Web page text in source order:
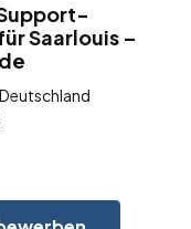
Saarlouis –